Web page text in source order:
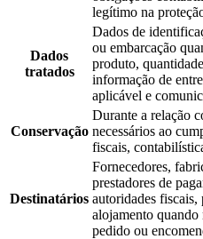
legítimo na
Dados
tratados
Dados de
ou embarcação
produto,
informação de
aplicável e
Conservação
Durante a relação
necessários ao
fiscais,
Destinatários
Fornecedores,
prestadores de
autoridades fiscais,
alojamento quando
pedido ou